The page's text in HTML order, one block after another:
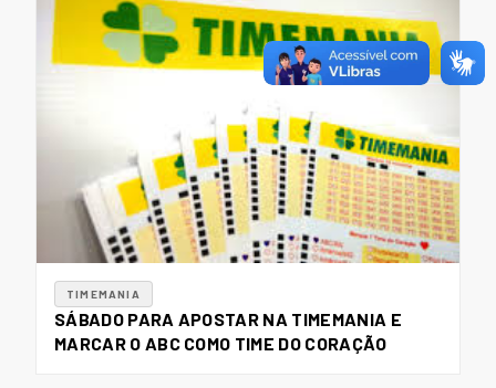
TIMEMANIA
SÁBADO PARA APOSTAR NA TIMEMANIA E
MARCAR O ABC COMO TIME DO CORAÇÃO